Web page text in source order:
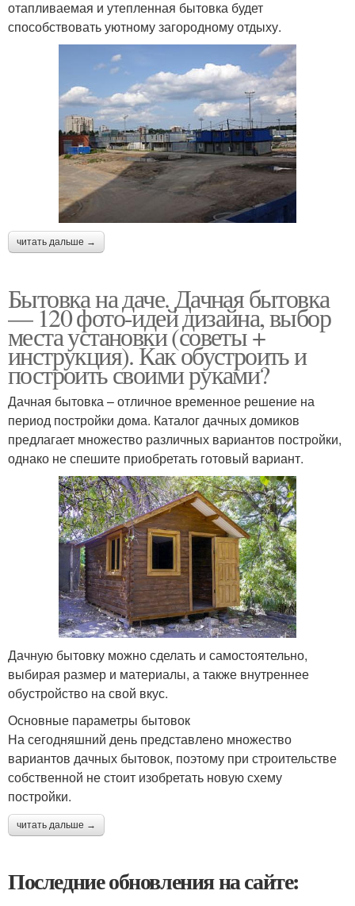
отапливаемая и утепленная бытовка будет
способствовать уютному загородному отдыху.
читать дальше →
Бытовка на даче. Дачная бытовка
— 120 фото-идей дизайна, выбор
места установки (советы +
инструкция). Как обустроить и
построить своими руками?
Дачная бытовка – отличное временное решение на
период постройки дома. Каталог дачных домиков
предлагает множество различных вариантов постройки,
однако не спешите приобретать готовый вариант.
Дачную бытовку можно сделать и самостоятельно,
выбирая размер и материалы, а также внутреннее
обустройство на свой вкус.
Основные параметры бытовок
На сегодняшний день представлено множество
вариантов дачных бытовок, поэтому при строительстве
собственной не стоит изобретать новую схему
постройки.
читать дальше →
Последние обновления на сайте: